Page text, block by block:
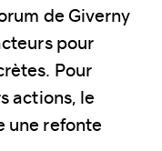
de Giverny
pour
Pour
actions, le
une refonte